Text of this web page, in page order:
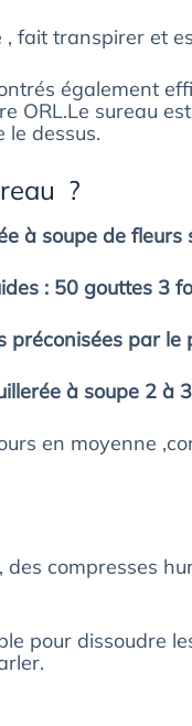
fait transpirer et
également
ORL.Le sureau
le dessus.
?
à soupe de
: 50 gouttes 3
préconisées par le
à soupe 2 à
en moyenne
compresses
pour dissoudre